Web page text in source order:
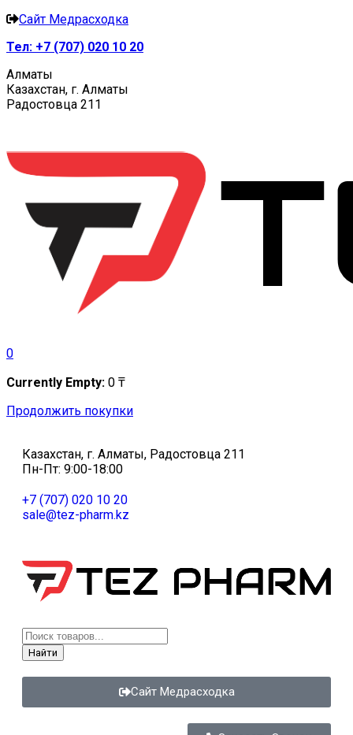
Сайт Медрасходка
Тел: +7 (707) 020 10 20
Алматы
Казахстан, г. Алматы
Радостовца 211
0
Currently Empty: 0 ₸
Продолжить покупки
Казахстан, г. Алматы, Радостовца 211
Пн-Пт: 9:00-18:00
+7 (707) 020 10 20
sale@tez-pharm.kz
Найти
Сайт Медрасходка